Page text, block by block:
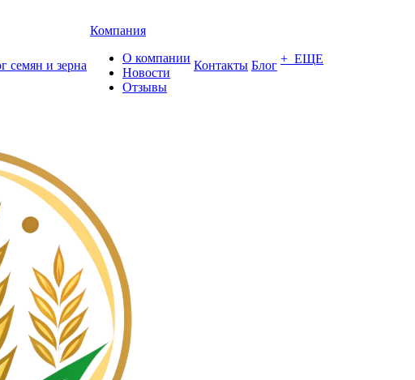
семян и зерна
Компания
О компании
Новости
Отзывы
Контакты Блог + ЕЩЕ